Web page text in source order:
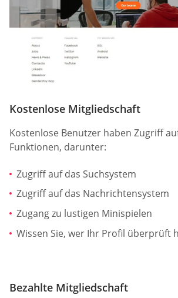
Kostenlose Mitgliedschaft
Kostenlose Benutzer haben Zugriff
Funktionen, darunter:
Zugriff auf das Suchsystem
Zugriff auf das Nachrichtensystem
Zugang zu lustigen Minispielen
Wissen Sie, wer Ihr Profil überprüft
Bezahlte Mitgliedschaft